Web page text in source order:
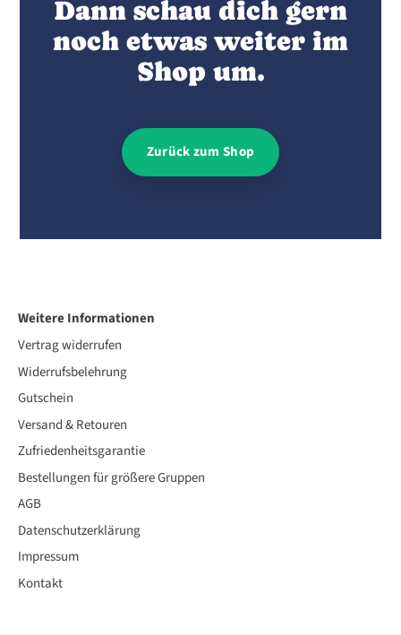
Dann schau dich gern
noch etwas weiter im
Shop um.
Zurück zum Shop
Weitere Informationen
Vertrag widerrufen
Widerrufsbelehrung
Gutschein
Versand & Retouren
Zufriedenheitsgarantie
Bestellungen für größere Gruppen
AGB
Datenschutzerklärung
Impressum
Kontakt